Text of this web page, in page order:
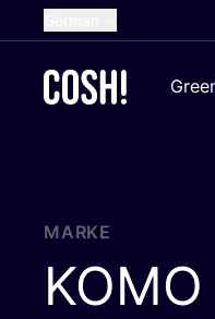
Dutch
Croatian
MARKE
KOMO